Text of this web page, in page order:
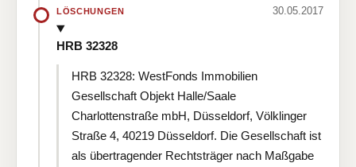
LÖSCHUNGEN 30.05.2017
HRB 32328
HRB 32328: WestFonds Immobilien
Gesellschaft Objekt Halle/Saale
Charlottenstraße mbH, Düsseldorf, Völklinger
Straße 4, 40219 Düsseldorf. Die Gesellschaft ist
als übertragender Rechtsträger nach Maßgabe